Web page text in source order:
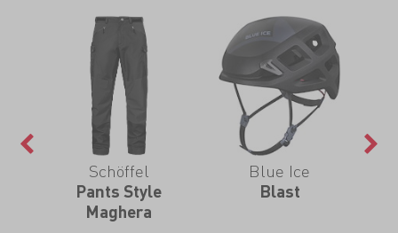
Schöffel
Pants Style
Maghera
Blue Ice
Blast